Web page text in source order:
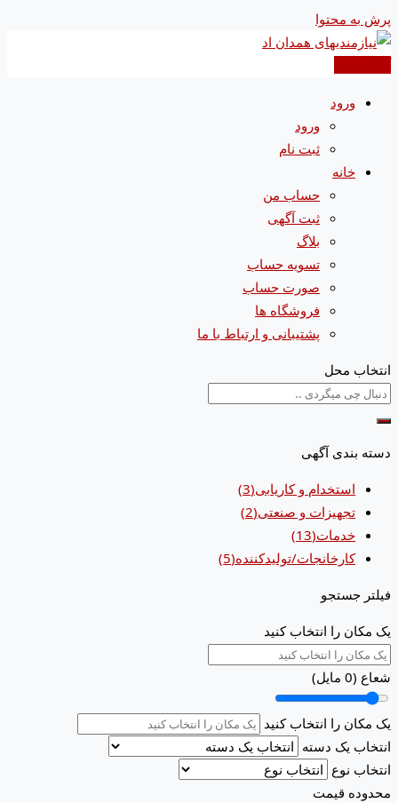
پرش به محتوا
ورود
ورود
ثبت نام
خانه
حساب من
ثبت آگهی
بلاگ
تسویه حساب
صورت حساب
فروشگاه ها
پشتیبانی و ارتباط با ما
انتخاب محل
دسته بندی آگهی
استخدام و کاریابی(3)
تجهیزات و صنعتی(2)
خدمات(13)
کارخانجات/تولیدکننده(5)
فیلتر جستجو
یک مکان را انتخاب کنید
شعاع (0 مایل)
یک مکان را انتخاب کنید
انتخاب یک دسته
انتخاب نوع
محدوده قیمت